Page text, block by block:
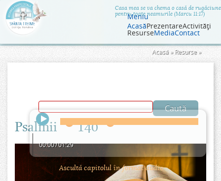
Jump to navigationCasa mea se va chema o casă de rugăciune
pentru toate neamurile (Marcu 11:17)
Meniu
AcasăPrezentareActivităţi
ResurseMediaContact
Eşti
aici
Acasă » Resurse»
Psalmii 140
00:00/01:29
Ascultă capitolul în format audio.